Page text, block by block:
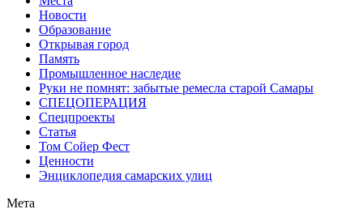
Новости
Образование
Открывая город
Память
Промышленное наследие
Руки не помнят: забытые ремесла старой Самары
СПЕЦОПЕРАЦИЯ
Спецпроекты
Статья
Том Сойер Фест
Ценности
Энциклопедия самарских улиц
Мета